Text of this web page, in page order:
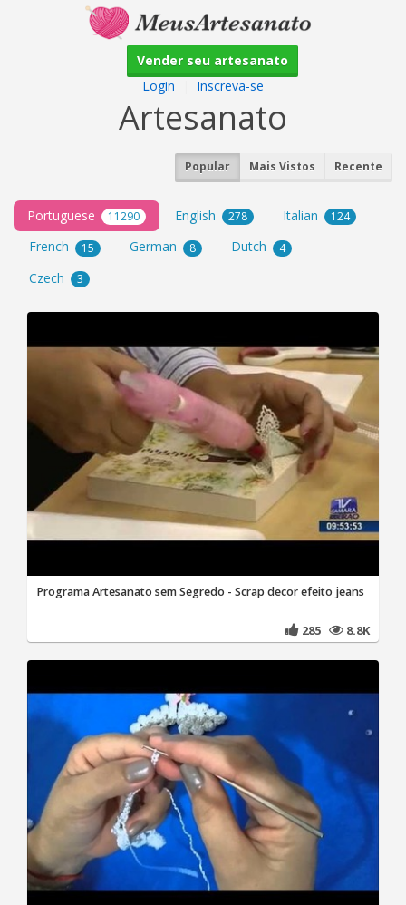
Vender seu artesanato
Login
Inscreva-se
Artesanato
Popular Mais Vistos Recente
Portuguese 11290 English 278 Italian 124
French 15 German 8 Dutch 4
Czech 3
Programa Artesanato sem Segredo - Scrap decor efeito jeans
285 8.8K